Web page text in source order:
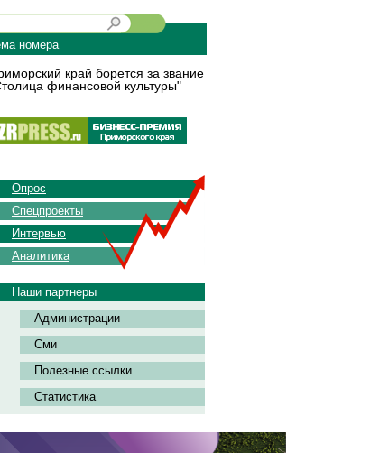
номера
край борется за звание
финансовой культуры"
Опрос
Спецпроекты
Интервью
Аналитика
Наши партнеры
Администрации
Сми
Полезные ссылки
Статистика